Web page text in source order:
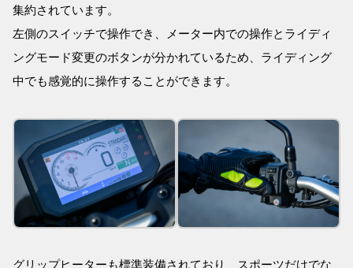
集約されています。
左側のスイッチで操作でき、メーター内での操作とライディ
ングモード変更のボタンが分かれているため、ライディング
中でも感覚的に操作することができます。
グリップヒーターも標準装備されており、スポーツだけでな